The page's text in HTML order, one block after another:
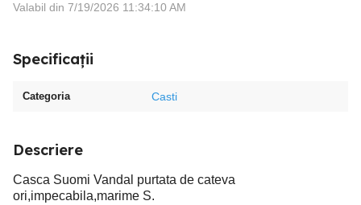
Valabil din 7/19/2026 11:34:10 AM
Specificații
Categoria Casti
Descriere
Casca Suomi Vandal purtata de cateva
ori,impecabila,marime S.